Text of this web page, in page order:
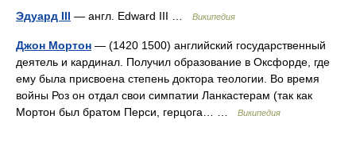
Эдуард III — англ. Edward III … Википедия
Джон Мортон — (1420 1500) английский государственный
деятель и кардинал. Получил образование в Оксфорде, где
ему была присвоена степень доктора теологии. Во время
войны Роз он отдал свои симпатии Ланкастерам (так как
Мортон был братом Перси, герцога… …
Википедия